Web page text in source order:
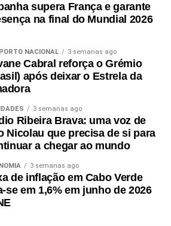
supera França e garante
na final do Mundial 2026
NACIONAL 3 semanas ago
Cabral reforça o Grémio
após deixar o Estrela da
3 semanas ago
Ribeira Brava: uma voz de
Nicolau que precisa de si para
a chegar ao mundo
3 semanas ago
de inflação em Cabo Verde
se em 1,6% em junho de 2026